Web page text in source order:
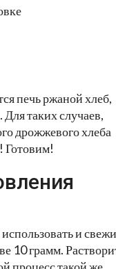
печь ржаной хлеб,
таких случаев,
дрожжевого хлеба
Готовим!
и
10 грамм.
процесс такой же.